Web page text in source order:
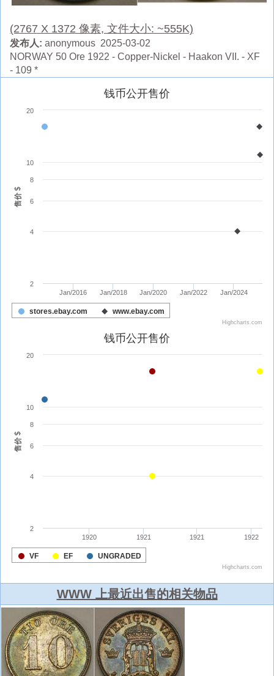
(2767 X 1372 像素, 文件大小: ~555K)
发布人: anonymous 2025-03-02
NORWAY 50 Ore 1922 - Copper-Nickel - Haakon VII. - XF
- 109 *
WWW 上最近出售的相关物品